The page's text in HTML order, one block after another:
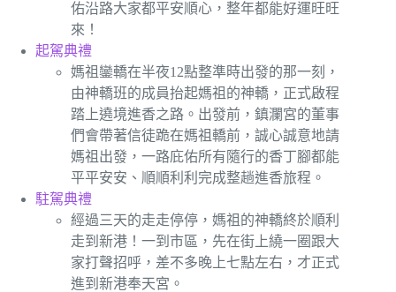
佑沿路大家都平安順心，整年都能好運旺旺
來！
起駕典禮
媽祖鑾轎在半夜12點整準時出發的那一刻，
由神轎班的成員抬起媽祖的神轎，正式啟程
踏上遶境進香之路。出發前，鎮瀾宮的董事
們會帶著信徒跪在媽祖轎前，誠心誠意地請
媽祖出發，一路庇佑所有隨行的香丁腳都能
平平安安、順順利利完成整趟進香旅程。
駐駕典禮
經過三天的走走停停，媽祖的神轎終於順利
走到新港！一到市區，先在街上繞一圈跟大
家打聲招呼，差不多晚上七點左右，才正式
進到新港奉天宮。